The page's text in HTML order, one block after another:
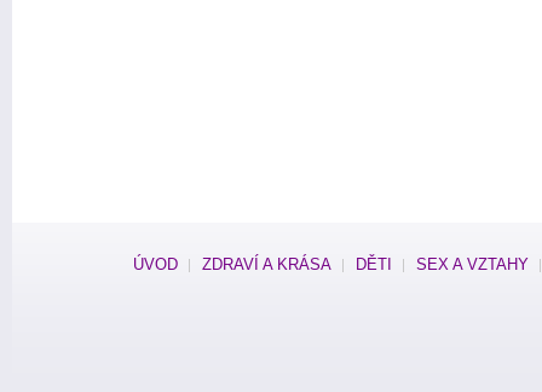
ÚVOD ZDRAVÍ A KRÁSA DĚTI SEX A VZTAHY